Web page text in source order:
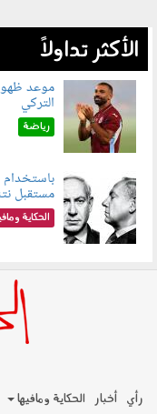
الأكثر تداولاً
090802.jpg
موعد
التركي
رياضة
090801.jpg
باستخدام
مستقبل
الحكاية
رأي أخبار الحكاية ومافيها